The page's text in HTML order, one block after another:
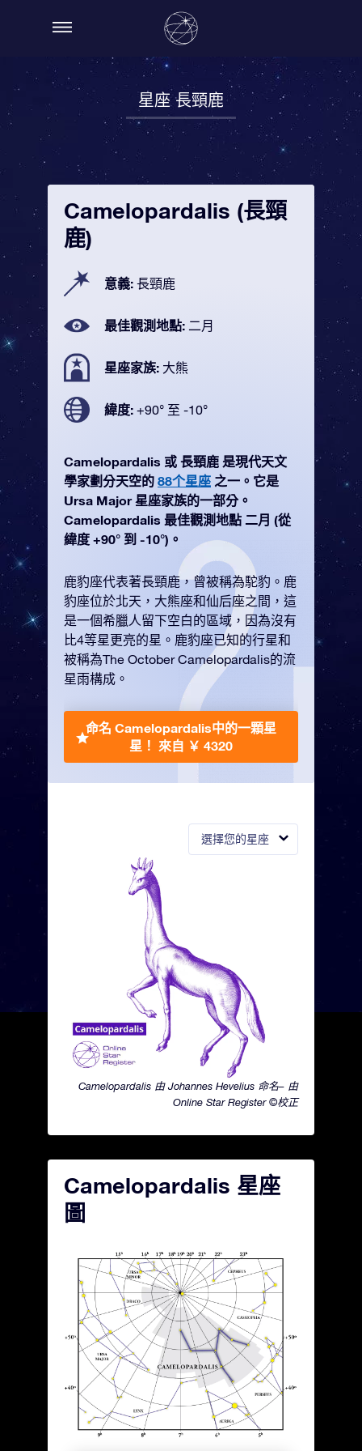
星座 長頸鹿
選擇您的星座
Camelopardalis 由 Johannes Hevelius 命名– 由
Online Star Register ©校正
Camelopardalis (長頸
鹿)
意義: 長頸鹿
最佳觀測地點: 二月
星座家族: 大熊
緯度: +90° 至 -10°
Camelopardalis 或 長頸鹿 是現代天文
學家劃分天空的 88个星座 之一。它是
Ursa Major 星座家族的一部分。
Camelopardalis 最佳觀測地點 二月 (從
緯度 +90° 到 -10°)。
鹿豹座代表著長頸鹿，曾被稱為駝豹。鹿
豹座位於北天，大熊座和仙后座之間，這
是一個希臘人留下空白的區域，因為沒有
比4等星更亮的星。鹿豹座已知的行星和
被稱為The October Camelopardalis的流
星雨構成。
命名 Camelopardalis中的一顆星
星！ 來自 ￥ 4320
Camelopardalis 星座
圖